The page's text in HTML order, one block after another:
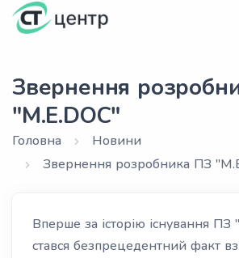
Звернення
"М.Е.DOC"
Головна
Новини
Звернення розробника ПЗ
Вперше за історію існування ПЗ
стався безпрецедентний факт